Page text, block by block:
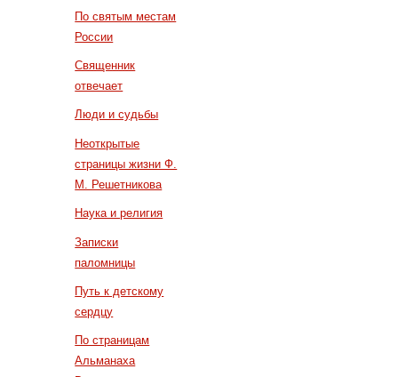
По святым местам
России
Священник
отвечает
Люди и судьбы
Неоткрытые
страницы жизни Ф.
М. Решетникова
Наука и религия
Записки
паломницы
Путь к детскому
сердцу
По страницам
Альманаха